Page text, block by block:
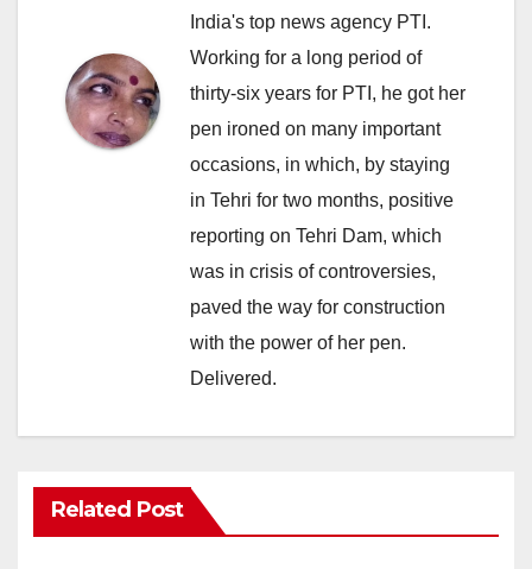
India's top news agency PTI.
Working for a long period of
thirty-six years for PTI, he got her
pen ironed on many important
occasions, in which, by staying
in Tehri for two months, positive
reporting on Tehri Dam, which
was in crisis of controversies,
paved the way for construction
with the power of her pen.
Delivered.
Related Post